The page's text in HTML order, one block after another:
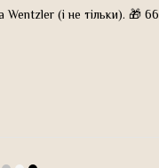
(і не тільки). 🎁 66